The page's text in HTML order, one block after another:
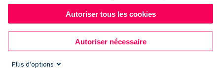
Autoriser tous les cookies
Autoriser nécessaire
Plus d'options